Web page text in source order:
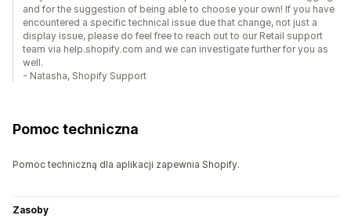
and for the suggestion of being able to choose your own! If you have
encountered a specific technical issue due that change, not just a
display issue, please do feel free to reach out to our Retail support
team via help.shopify.com and we can investigate further for you as
well.
- Natasha, Shopify Support
Pomoc techniczna
Pomoc techniczną dla aplikacji zapewnia Shopify.
Zasoby